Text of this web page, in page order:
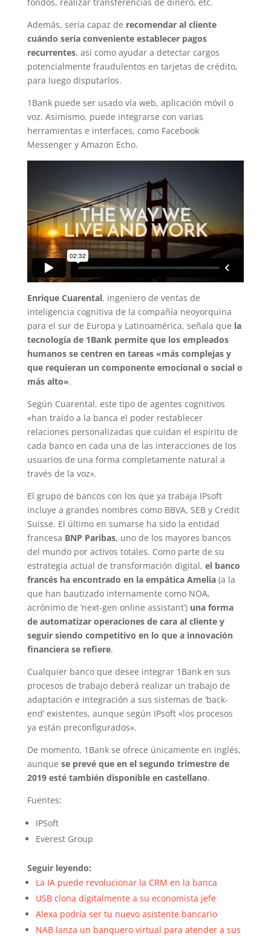
Además, sería capaz de recomendar al cliente
cuándo sería conveniente establecer pagos
recurrentes, así como ayudar a detectar cargos
potencialmente fraudulentos en tarjetas de crédito,
para luego disputarlos.
1Bank puede ser usado vía web, aplicación móvil o
voz. Asimismo, puede integrarse con varias
herramientas e interfaces, como Facebook
Messenger y Amazon Echo.
Enrique Cuarental, ingeniero de ventas de
inteligencia cognitiva de la compañía neoyorquina
para el sur de Europa y Latinoamérica, señala que la
tecnología de 1Bank permite que los empleados
humanos se centren en tareas «más complejas y
que requieran un componente emocional o social o
más alto».
Según Cuarental, este tipo de agentes cognitivos
«han traído a la banca el poder restablecer
relaciones personalizadas que cuidan el espíritu de
cada banco en cada una de las interacciones de los
usuarios de una forma completamente natural a
través de la voz».
El grupo de bancos con los que ya trabaja IPsoft
incluye a grandes nombres como BBVA, SEB y Credit
Suisse. El último en sumarse ha sido la entidad
francesa BNP Paribas, uno de los mayores bancos
del mundo por activos totales. Como parte de su
estrategia actual de transformación digital, el banco
francés ha encontrado en la empática Amelia (a la
que han bautizado internamente como NOA,
acrónimo de ‘next-gen online assistant’)una forma
de automatizar operaciones de cara al cliente y
seguir siendo competitivo en lo que a innovación
financiera se refiere.
Cualquier banco que desee integrar 1Bank en sus
procesos de trabajo deberá realizar un trabajo de
adaptación e integración a sus sistemas de ‘back-
end’ existentes, aunque según IPsoft «los procesos
ya están preconfigurados».
De momento, 1Bank se ofrece únicamente en inglés,
aunque se prevé que en el segundo trimestre de
2019 esté también disponible en castellano.
Fuentes:
IPSoft
Everest Group
Seguir leyendo:
La IA puede revolucionar la CRM en la banca
USB clona digitalmente a su economista jefe
Alexa podría ser tu nuevo asistente bancario
NAB lanza un banquero virtual para atender a sus